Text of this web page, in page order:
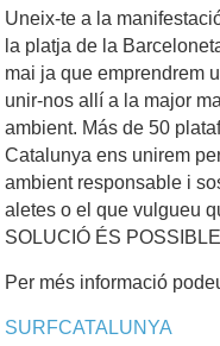
Uneix-te a la
la platja de la
mai ja que emprendrem
unir-nos allí a la major
ambient. Más de 50
Catalunya ens unirem
ambient responsable i
aletes o el que vulgueu
SOLUCIÓ ÉS POSSIBLE
Per més informació
SURFCATALUNYA